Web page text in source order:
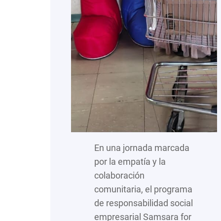
En una jornada marcada
por la empatía y la
colaboración
comunitaria, el programa
de responsabilidad social
empresarial Samsara for